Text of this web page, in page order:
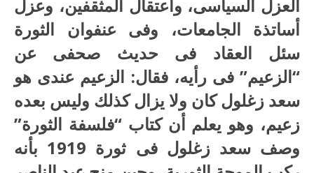
العزل السياسى، واعتقال المثقفين، وعزل
أساتذة الجامعات، وفى عنفوان الثورة
سئل العقاد فى حديث صحفى عن
“الزعيم” فى رأيه، فقال: الزعيم عندى هو
سعد زغلول كان ولا يزال كذلك وليس بعده
زعيم، وهو يعلم أن كتاب “فلسفة الثورة”
وصف سعد زغلول فى ثورة 1919 بأنه